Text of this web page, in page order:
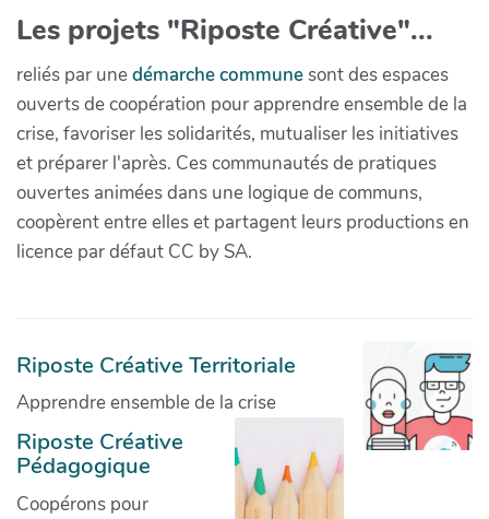
Les projets "Riposte Créative"...
reliés par unedémarche communesont des espaces
ouverts de coopération pour apprendre ensemble de la
crise, favoriser les solidarités, mutualiser les initiatives
et préparer l'après. Ces communautés de pratiques
ouvertes animées dans une logique de communs,
coopèrent entre elles et partagent leurs productions en
licence par défaut CC by SA.
Riposte Créative Territoriale
Apprendre ensemble de la crise
Riposte Créative
Pédagogique
Coopérons pour